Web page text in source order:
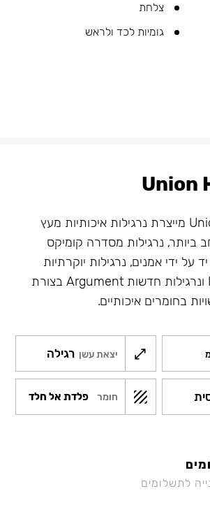
צלחת
גומיות לכד ולראש
חברת Union Hookah מייצרת נרגילות איכותיות מעץ
ביותר, נרגילות מסדרה קומיקס
על ידי אמנים, נרגילות יוקרתיות
מסדרה Fibonacci ונרגילות חדשות Argument בצורת
בחומרים איכותיים.
יצאת עשן רגילה
חומר פלדת אל חלד
לתשלומים